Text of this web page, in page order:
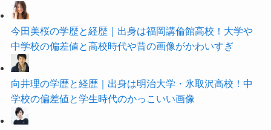
今田美桜の学歴と経歴｜出身は福岡講倫館高校！大学や
中学校の偏差値と高校時代や昔の画像がかわいすぎ
向井理の学歴と経歴｜出身は明治大学・氷取沢高校！中
学校の偏差値と学生時代のかっこいい画像